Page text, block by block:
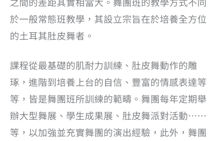
於一般常態班教學，其設立宗旨在於培養全方位
的土耳其肚皮舞者。
課程從最基礎的肌耐力訓練、肚皮舞動作的雕
琢，進階到培養上台的自信、豐富的情感表達等
等，皆是舞團班所訓練的範疇。舞團每年定期舉
辦大型舞展、學生成果展、肚皮舞派對活動……
等，以加強並充實舞團的演出經驗，此外，舞團